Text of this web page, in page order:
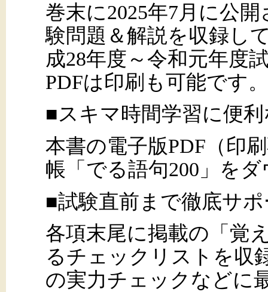
巻末に2025年7月に公
験問題＆解説を収録し
成28年度～令和元年度
PDFは印刷も可能です。
■スキマ時間学習に便
本書の電子版PDF（印
帳「でる語句200」を
■試験直前まで徹底サ
各項末尾に掲載の「覚
るチェックリストを収
の実力チェックなどに